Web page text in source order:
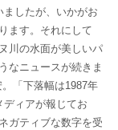
したが、いかがお
ます。それにして
川の水面が美しいパ
なニュースが続きま
「 下落幅は1987年
ディアが報じてお
ガティブな数字を受